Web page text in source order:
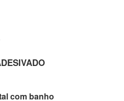
com banho